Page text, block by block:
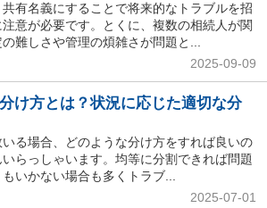
有名義にすることで将来的なトラブルを招
意が必要です。とくに、複数の相続人が関
難しさや管理の煩雑さが問題と...
2025-09-09
け方とは？状況に応じた適切な分
る場合、どのような分け方をすれば良いの
らっしゃいます。均等に分割できれば問題
いかない場合も多くトラブ...
2025-07-01